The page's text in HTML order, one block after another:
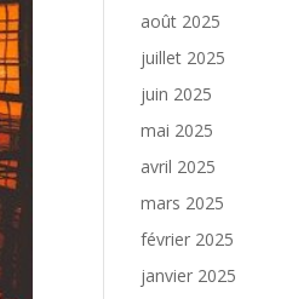
août 2025
juillet 2025
juin 2025
mai 2025
avril 2025
mars 2025
février 2025
janvier 2025